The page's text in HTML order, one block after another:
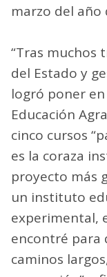
marzo del año
“Tras muchos
del Estado y
logró poner
Educación
cinco cursos
es la coraza
proyecto más
un instituto
experimental,
encontré para
caminos